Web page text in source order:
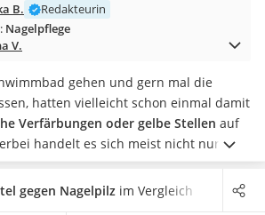
B.
Redakteurin
Nagelpflege
V.
gehen und gern mal die
hatten vielleicht schon einmal damit
Verfärbungen oder gelbe Stellen auf
handelt es sich meist nicht nur um
welche man ideal mit einer
Unter Umständen leiden Sie
gegen Nagelpilz im Vergleich